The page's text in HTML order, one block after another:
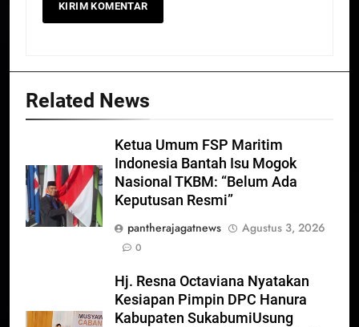
Related News
Ketua Umum FSP Maritim
Indonesia Bantah Isu Mogok
Nasional TKBM: “Belum Ada
Keputusan Resmi”
pantherajagatnews
Agustus 3, 2026
0
Hj. Resna Octaviana Nyatakan
Kesiapan Pimpin DPC Hanura
Kabupaten SukabumiUsung